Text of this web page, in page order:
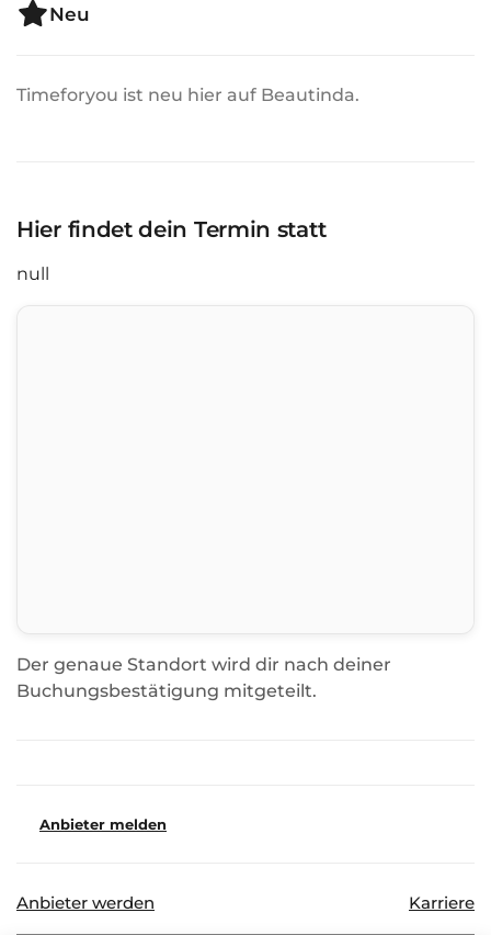
Neu
Timeforyou ist neu hier auf Beautinda.
Hier findet dein Termin statt
null
Der genaue Standort wird dir nach deiner
Buchungsbestätigung mitgeteilt.
Anbieter melden
Anbieter werden Karriere